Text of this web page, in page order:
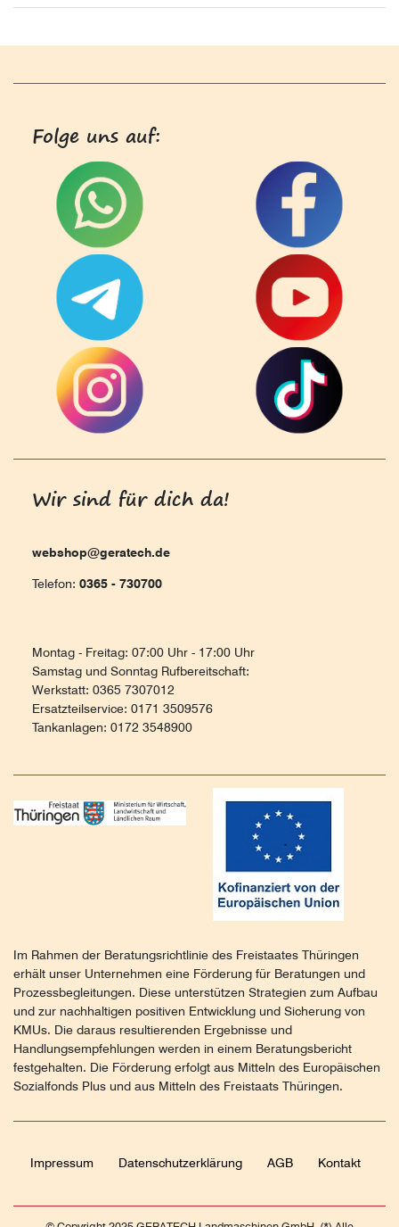
Folge uns auf:
Wir sind für dich da!
webshop@geratech.de
Telefon: 0365 - 730700
Montag - Freitag: 07:00 Uhr - 17:00 Uhr
Samstag und Sonntag Rufbereitschaft:
Werkstatt: 0365 7307012
Ersatzteilservice: 0171 3509576
Tankanlagen: 0172 3548900
Im Rahmen der Beratungsrichtlinie des Freistaates Thüringen
erhält unser Unternehmen eine Förderung für Beratungen und
Prozessbegleitungen. Diese unterstützen Strategien zum Aufbau
und zur nachhaltigen positiven Entwicklung und Sicherung von
KMUs. Die daraus resultierenden Ergebnisse und
Handlungsempfehlungen werden in einem Beratungsbericht
festgehalten. Die Förderung erfolgt aus Mitteln des Europäischen
Sozialfonds Plus und aus Mitteln des Freistaats Thüringen.
Impressum Daten­schutz­erklärung AGB Kontakt